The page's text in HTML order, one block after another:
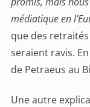
médiatique en
que des
seraient ravis.
de Petraeus au
Une autre